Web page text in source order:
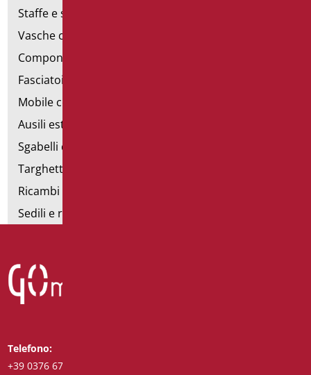
Staffe e sostegni per cartongesso
Vasche con sportello
Componibili corrimano
Fasciatoi
Mobile con poltrona
Ausili estraibili
Sgabelli doccia
Targhette bagno
Ricambi e minuteria
Sedili e rialzi WC
Telefono:
+39 0376 671780